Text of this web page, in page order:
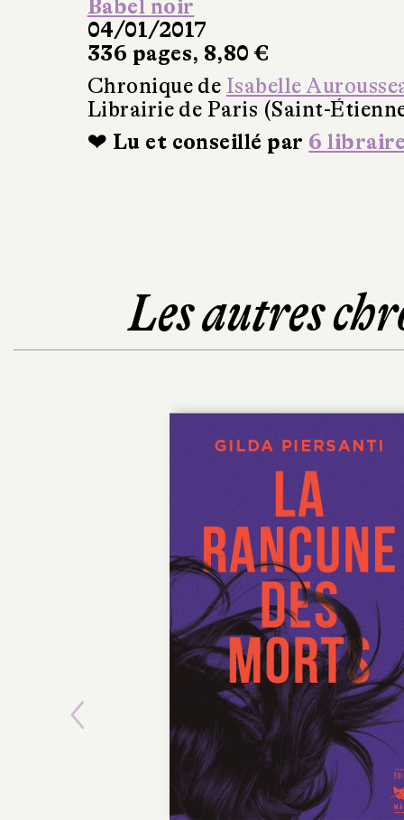
Babel noir
04/01/2017
336 pages, 8,80 €
Chronique de Isabelle
Librairie de Paris (Saint-
❤ Lu et conseillé par 6
Les autres
Previous